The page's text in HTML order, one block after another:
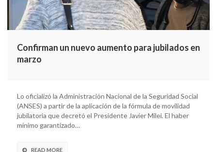
Confirman un nuevo aumento para jubilados en
marzo
Lo oficializó la Administración Nacional de la Seguridad Social
(ANSES) a partir de la aplicación de la fórmula de movilidad
jubilatoria que decretó el Presidente Javier Milei. El haber
mínimo garantizado…
READ MORE